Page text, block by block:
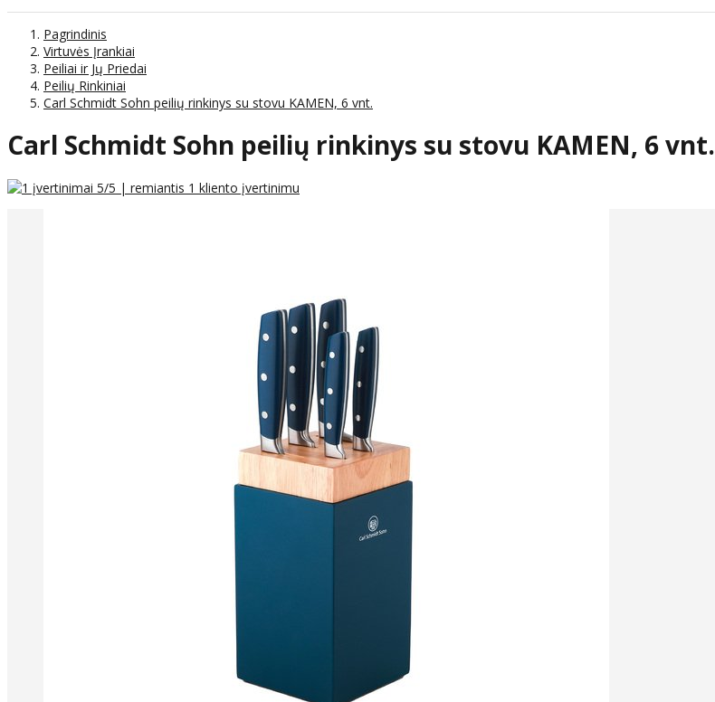
Pagrindinis
Virtuvės Įrankiai
Peiliai ir Jų Priedai
Peilių Rinkiniai
Carl Schmidt Sohn peilių rinkinys su stovu KAMEN, 6 vnt.
Carl Schmidt Sohn peilių rinkinys su stovu KAMEN, 6 vnt.
5/5 | remiantis 1 kliento įvertinimu